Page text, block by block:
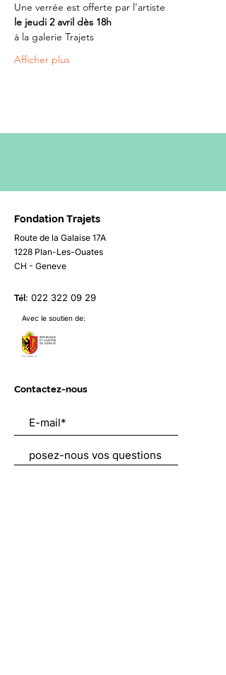
Une verrée est offerte par l'artiste
le jeudi 2 avril dès 18h
à la galerie Trajets
Afficher plus
Fondation Trajets
Route de la Galaise 17A
1228 Plan-Les-Ouates
CH - Geneve
Tél: 022 322 09 29
Avec le soutien de:
Contactez-nous